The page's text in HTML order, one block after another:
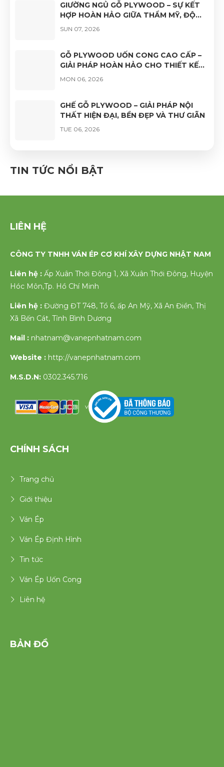
GIƯỜNG NGỦ GỖ PLYWOOD – SỰ KẾT
HỢP HOÀN HẢO GIỮA THẨM MỸ, ĐỘ
BỀN VÀ TÍNH ỨNG DỤNG
SUN 07, 2026
GỖ PLYWOOD UỐN CONG CAO CẤP –
GIẢI PHÁP HOÀN HẢO CHO THIẾT KẾ
NỘI THẤT HIỆN ĐẠI
MON 06, 2026
GHẾ GỖ PLYWOOD – GIẢI PHÁP NỘI
THẤT HIỆN ĐẠI, BỀN ĐẸP VÀ THƯ GIÃN
TUE 06, 2026
CAO CẤP – VẺ ĐẸP TỰ NHIÊN, ĐỘ BỀN
VƯỢT TRỘI
TIN TỨC NỔI BẬT
LIÊN HỆ
CÔNG TY TNHH VÁN ÉP CƠ KHÍ XÂY DỰNG NHẬT NAM
Liên hệ : Ấp Xuân Thới Đông 1, Xã Xuân Thới Đông, Huyện
Hóc Môn,Tp. Hồ Chí Minh
Liên hệ : Đường ĐT 748, Tổ 6, ấp An Mỹ, Xã An Điền, Thị
Xã Bến Cát, Tỉnh Bình Dương
Mail : nhatnam@vanepnhatnam.com
Website : http://vanepnhatnam.com
M.S.D.N: 0302.345.716
v
CHÍNH SÁCH
Trang chủ
Giới thiệu
Ván Ép
Ván Ép Định Hình
Tin tức
Ván Ép Uốn Cong
Liên hệ
BẢN ĐỒ